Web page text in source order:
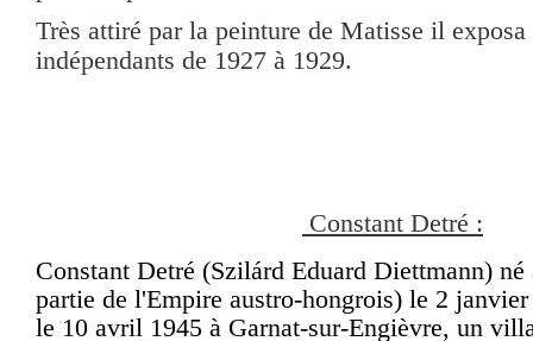
Très attiré par la peinture de Matisse il exposa
indépendants de 1927 à 1929.
Constant Detré :
Constant Detré (Szilárd Eduard Diettmann)
partie de l'Empire austro-hongrois) le 2
le 10 avril 1945 à Garnat-sur-Engièvre, un